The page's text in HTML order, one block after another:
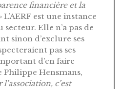
financière et la
L’AERF est une instance
Elle n’a pas de
sinon d’exclure ses
pas ses
d’en faire
Philippe Hensmans,
l’association, c’est